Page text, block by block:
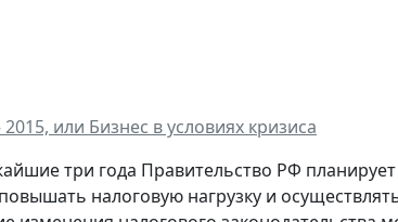
или Бизнес в условиях кризиса
три года Правительство РФ
налоговую нагрузку и